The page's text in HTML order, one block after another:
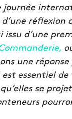
journée
réflexion
issu d’une
une
essentiel
se